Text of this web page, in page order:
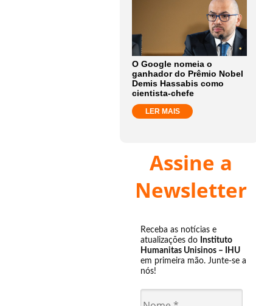
O Google nomeia o
ganhador do Prêmio Nobel
Demis Hassabis como
cientista-chefe
LER MAIS
Assine a
Newsletter
Receba as notícias e
atualizações do Instituto
Humanitas Unisinos – IHU
em primeira mão. Junte-se a
nós!